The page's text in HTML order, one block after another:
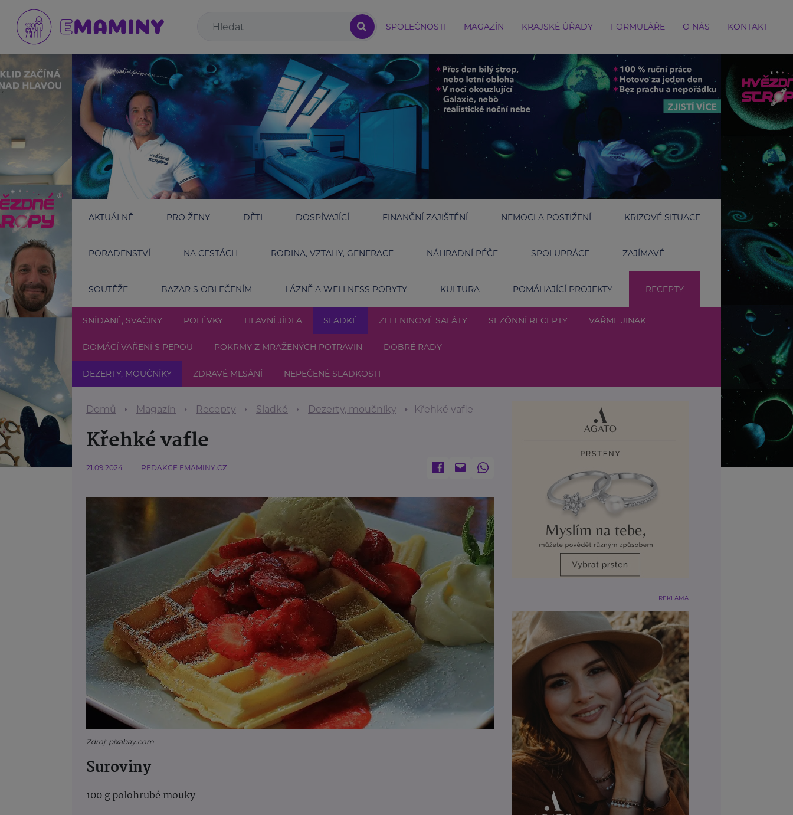
SPOLEČNOSTI MAGAZÍN KRAJSKÉ ÚŘADY FORMULÁŘE O NÁS KONTAKT
AKTUÁLNĚ PRO ŽENY DĚTI DOSPÍVAJÍCÍ FINANČNÍ ZAJIŠTĚNÍ NEMOCI A POSTIŽENÍ KRIZOVÉ SITUACE
PORADENSTVÍ NA CESTÁCH RODINA, VZTAHY, GENERACE NÁHRADNÍ PÉČE SPOLUPRÁCE ZAJÍMAVÉ
SOUTĚŽE BAZAR S OBLEČENÍM LÁZNĚ A WELLNESS POBYTY KULTURA POMÁHAJÍCÍ PROJEKTY RECEPTY
SNÍDANĚ, SVAČINY POLÉVKY HLAVNÍ JÍDLA SLADKÉ ZELENINOVÉ SALÁTY SEZÓNNÍ RECEPTY VAŘME JINAK
DOMÁCÍ VAŘENÍ S PEPOU POKRMY Z MRAŽENÝCH POTRAVIN DOBRÉ RADY
DEZERTY, MOUČNÍKY ZDRAVÉ MLSÁNÍ NEPEČENÉ SLADKOSTI
Domů Magazín Recepty Sladké Dezerty, moučníky Křehké vafle
Křehké vafle
21.09.2024 REDAKCE EMAMINY.CZ
Zdroj: pixabay.com
Suroviny
100 g polohrubé mouky
REKLAMA